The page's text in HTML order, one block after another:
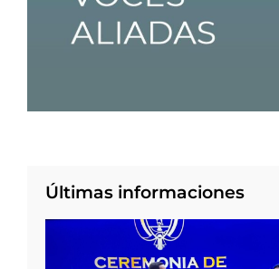
Últimas informaciones